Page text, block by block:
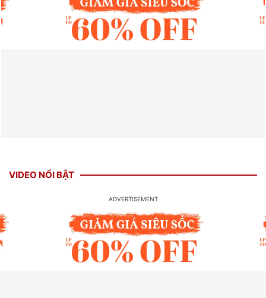
VIDEO NỔI BẬT